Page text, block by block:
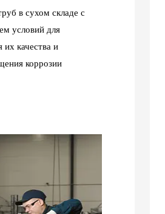
в сухом складе с
условий для
их качества и
коррозии